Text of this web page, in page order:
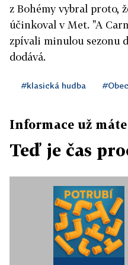
z Bohémy vybral proto,
účinkoval v Met. "A
zpívali minulou sezonu
dodává.
#klasická hudba
Informace už máte
Teď je čas